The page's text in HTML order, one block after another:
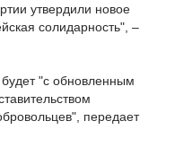
утвердили новое
солидарность", –
"с обновленным
передает